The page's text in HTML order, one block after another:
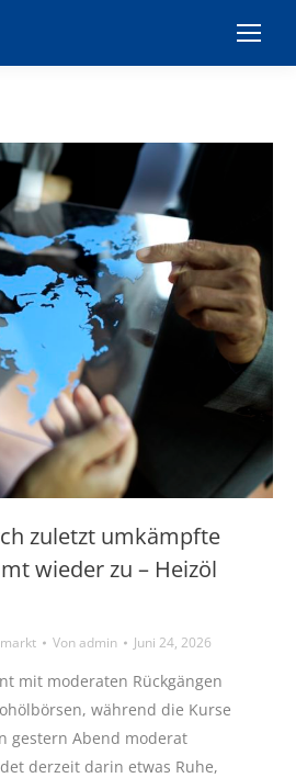
zuletzt umkämpfte
wieder zu – Heizöl
Vonadmin Juni 24, 2026
mit moderaten Rückgängen
während die Kurse
gestern Abend moderat
derzeit darin etwas Ruhe,